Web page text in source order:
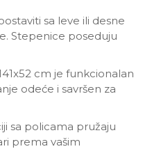
sa leve ili desne
Stepenice poseduju
cm je funkcionalan
odeće i savršen za
sa policama pružaju
prema vašim